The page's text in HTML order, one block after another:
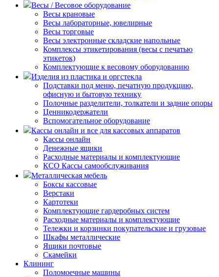
Весы / Весовое оборудование
Весы крановые
Весы лабораторные, ювелирные
Весы торговые
Весы электронные складские напольные
Комплексы этикетирования (весы с печатью
этикеток)
Комплектующие к весовому оборудованию
Изделия из пластика и оргстекла
Подставки под меню, печатную продукцию,
офисную и бытовую технику
Полочные разделители, толкатели и задние опоры
Ценникодержатели
Вспомогательное оборудование
Кассы онлайн и все для кассовых аппаратов
Кассы онлайн
Денежные ящики
Расходные материалы и комплектующие
КСО Кассы самообслуживания
Металлическая мебель
Боксы кассовые
Верстаки
Картотеки
Комплектующие гардеробных систем
Расходные материалы и комплектующие
Тележки и корзинки покупательские и грузовые
Шкафы металлические
Ящики почтовые
Скамейки
Клининг
Поломоечные машины